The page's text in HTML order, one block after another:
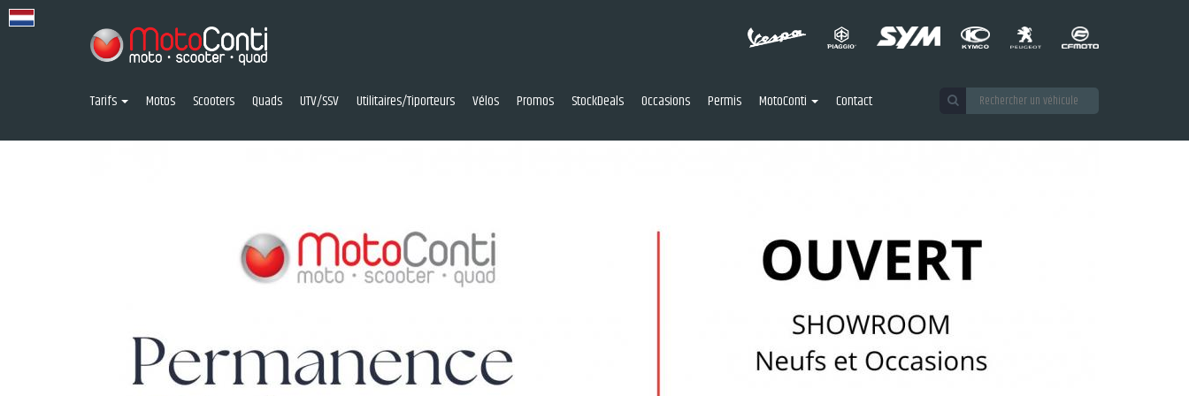
Tarifs Motos Scooters Quads UTV/SSV Utilitaires/Tiporteurs Vélos Promos StockDeals Occasions Permis MotoConti Contact